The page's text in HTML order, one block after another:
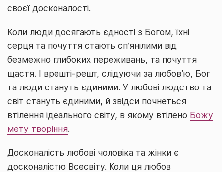
своєї досконалості.
Коли люди досягають єдності з Богом, їхні
серця та почуття стають сп’янілими від
безмежно глибоких переживань, та почуття
щастя. І врешті-решт, слідуючи за любов’ю, Бог
та люди стануть єдиними. У любові людство та
світ стануть єдиними, й звідси почнеться
втілення ідеального світу, в якому втілено Божу
мету творіння.
Досконалість любові чоловіка та жінки є
досконалістю Всесвіту. Коли ця любов